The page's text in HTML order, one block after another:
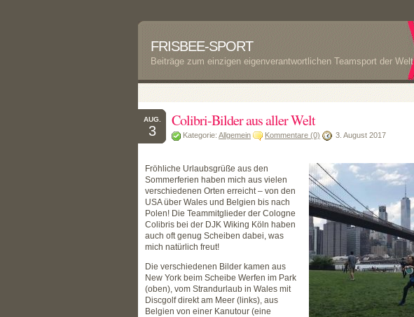
FRISBEE-SPORT
Beiträge zum einzigen eigenverantwortlichen Teamsport der Welt
AUG.
3
Colibri-Bilder aus aller Welt
Kategorie: Allgemein Kommentare (0) 3. August 2017
Fröhliche Urlaubsgrüße aus den
Sommerferien haben mich aus vielen
verschiedenen Orten erreicht – von den
USA über Wales und Belgien bis nach
Polen! Die Teammitglieder der Cologne
Colibris bei der DJK Wiking Köln haben
auch oft genug Scheiben dabei, was
mich natürlich freut!
Die verschiedenen Bilder kamen aus
New York beim Scheibe Werfen im Park
(oben), vom Strandurlaub in Wales mit
Discgolf direkt am Meer (links), aus
Belgien von einer Kanutour (eine